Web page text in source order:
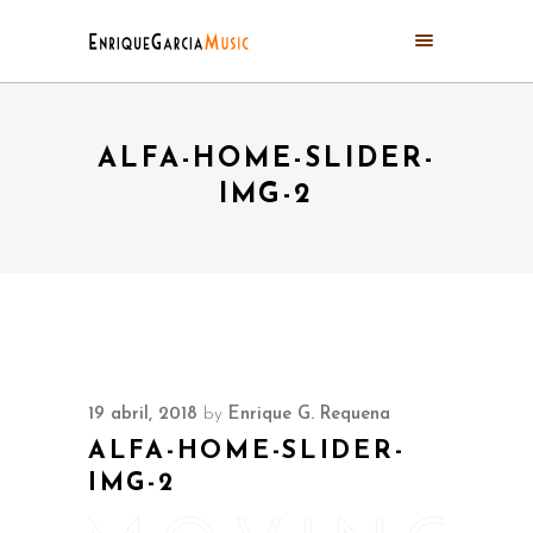
ALFA-HOME-SLIDER-
IMG-2
19 abril, 2018 by Enrique G. Requena
ALFA-HOME-SLIDER-
IMG-2